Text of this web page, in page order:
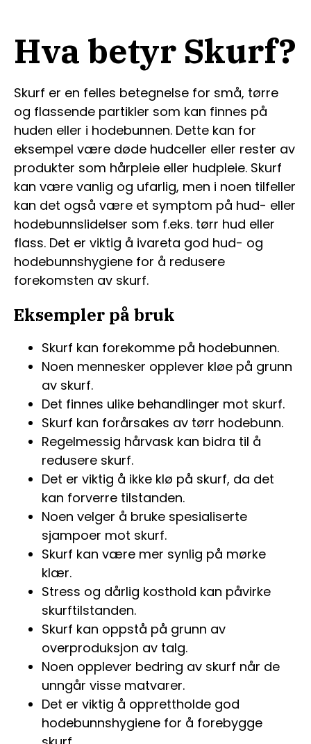
Hva betyr Skurf?
Skurf er en felles betegnelse for små, tørre
og flassende partikler som kan finnes på
huden eller i hodebunnen. Dette kan for
eksempel være døde hudceller eller rester av
produkter som hårpleie eller hudpleie. Skurf
kan være vanlig og ufarlig, men i noen tilfeller
kan det også være et symptom på hud- eller
hodebunnslidelser som f.eks. tørr hud eller
flass. Det er viktig å ivareta god hud- og
hodebunnshygiene for å redusere
forekomsten av skurf.
Eksempler på bruk
Skurf kan forekomme på hodebunnen.
Noen mennesker opplever kløe på grunn
av skurf.
Det finnes ulike behandlinger mot skurf.
Skurf kan forårsakes av tørr hodebunn.
Regelmessig hårvask kan bidra til å
redusere skurf.
Det er viktig å ikke klø på skurf, da det
kan forverre tilstanden.
Noen velger å bruke spesialiserte
sjampoer mot skurf.
Skurf kan være mer synlig på mørke
klær.
Stress og dårlig kosthold kan påvirke
skurftilstanden.
Skurf kan oppstå på grunn av
overproduksjon av talg.
Noen opplever bedring av skurf når de
unngår visse matvarer.
Det er viktig å opprettholde god
hodebunnshygiene for å forebygge